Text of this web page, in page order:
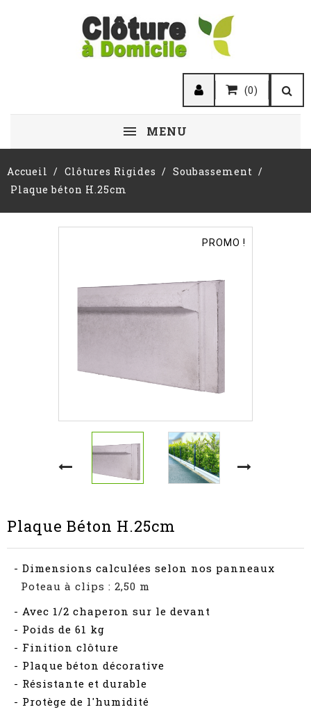
(0)
MENU
Accueil Clôtures Rigides
Soubassement
Plaque béton H.25cm
PROMO !
Plaque Béton H.25cm
- Dimensions calculées selon nos panneaux
Poteau à clips : 2,50 m
- Avec 1/2 chaperon sur le devant
- Poids de 61 kg
- Finition clôture
- Plaque béton décorative
- Résistante et durable
- Protège de l'humidité